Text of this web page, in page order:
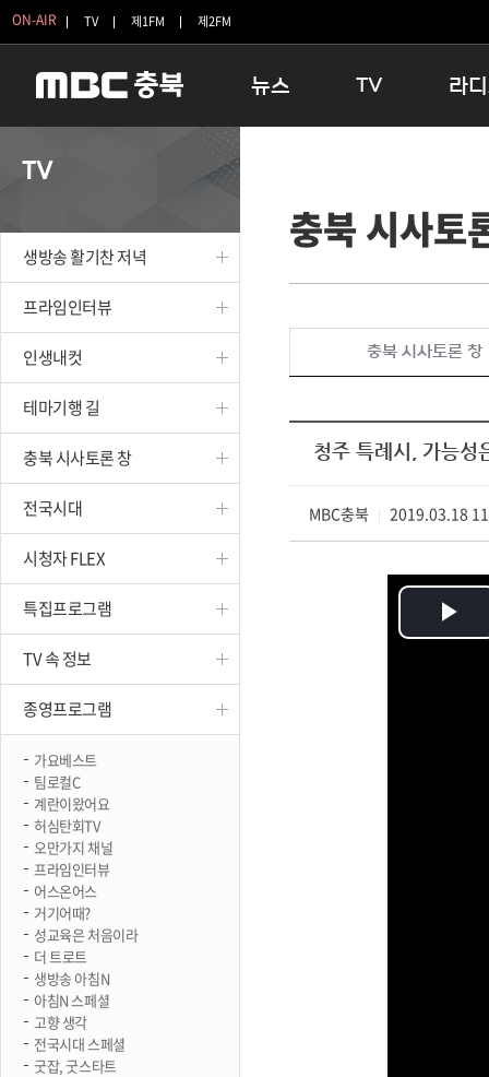
ON-AIR TV 제1FM 제2FM
뉴스
보은
옥천
TV
인생내컷
테마기행 길
시청자 FLEX
특집프로그램
종영프로그램
라
16:00
우리 고
TV
생방송 활기찬 저녁
프라임인터뷰
인생내컷
테마기행 길
충북 시사토론 창
전국시대
시청자 FLEX
특집프로그램
TV 속 정보
종영프로그램
가요베스트
팀로컬C
계란이왔어요
허심탄회TV
오만가지 채널
프라임인터뷰
어스온어스
거기어때?
성교육은 처음이라
더 트로트
생방송 아침N
아침N 스페셜
고향 생각
전국시대 스페셜
굿잡, 굿스타트
충북 시사토
충북 시사토론 창
청주 특례시, 가능성
MBC충북 2019.03.18